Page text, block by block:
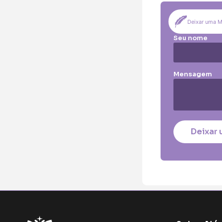
Deixar uma
Seu nome
Mensagem
Deixar
Pequena
Coração:
Pequena
Mini (€75)
O seu nome*
Contacto
Mensagem a